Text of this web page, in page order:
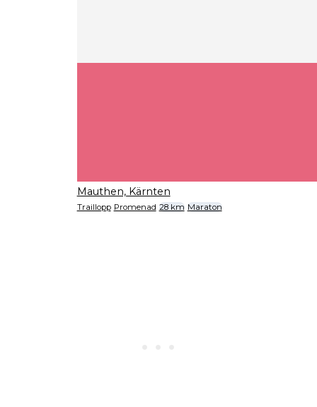
Mauthen, Kärnten
Traillopp Promenad 28 km Maraton